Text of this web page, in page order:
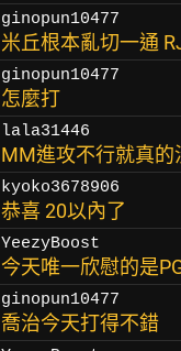
ginopun10477
米丘根本亂切一通
ginopun10477
怎麼打
lala31446
MM進攻不行就真的
kyoko3678906
恭喜 20以內了
YeezyBoost
今天唯一欣慰的是
ginopun10477
喬治今天打得不錯